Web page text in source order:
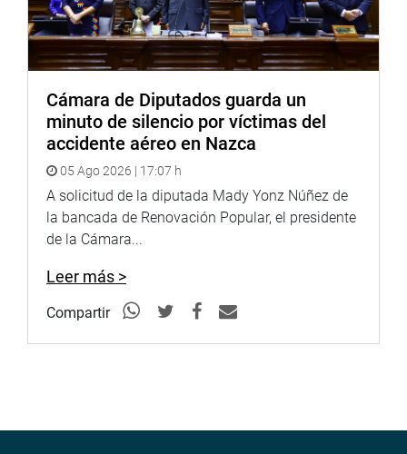
Cámara de Diputados guarda un
minuto de silencio por víctimas del
accidente aéreo en Nazca
05 Ago 2026 | 17:07 h
A solicitud de la diputada Mady Yonz Núñez de
la bancada de Renovación Popular, el presidente
de la Cámara...
Leer más >
Compartir